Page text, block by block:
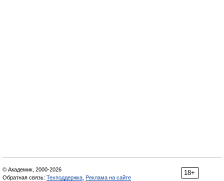
18+
© Академик, 2000-2026
Обратная связь: Техподдержка Реклама на сайте